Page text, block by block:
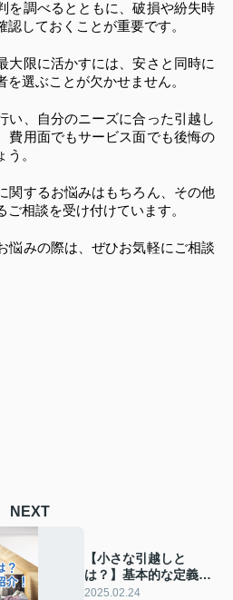
を調べるとともに、破損や紛失時
しておくことが重要です。
大限に活かすには、安さと同時に
選ぶことが欠かせません。
い、自分のニーズに合った引越し
費用面でもサービス面でも後悔の
。
関するお悩みはもちろん、その他
相談を受け付けています。
悩みの際は、ぜひお気軽にご相談
NEXT
【小さな引越しと
は？】基本的な定義か
ら具体的なプラン内容
2025.02.24